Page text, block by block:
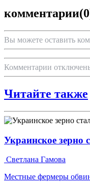
комментарии
Вы можете оставить
Комментарии
Читайте также
Украинское зерно
Светлана Гамова
Местные фермеры